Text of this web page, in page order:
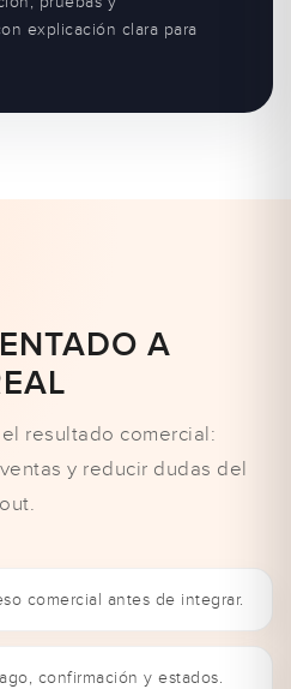
explicación clara para
A
resultado comercial:
y reducir dudas del
comercial antes de integrar.
confirmación y estados.